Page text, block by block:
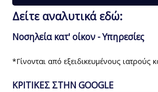
Δείτε αναλυτικά εδώ:
Νοσηλεία κατ' οίκον - Υπηρεσίες
*Γίνονται από εξειδικευμένους ιατρούς
ΚΡΙΤΙΚΕΣ ΣΤΗΝ GOOGLE